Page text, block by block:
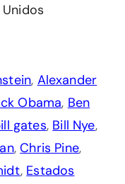
, Alexander
Obama, Ben
gates, Bill Nye,
,Chris Pine,
, Estados